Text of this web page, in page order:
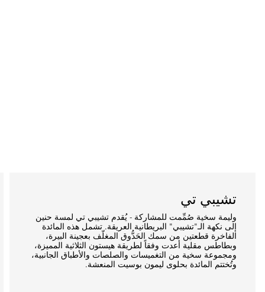
تشيبي تي
وليمة سخية صُمِّمت للمشاركة - يُقدم تشيبي تي لمسة حنين
إلى نكهة الـ"تشيبي" البريطانية العريقة. تشمل هذه المائدة
الفاخرة قطعتين من سمك الحَدُّوق المغلّف بعجينة البيرة،
وبطاطس مقلية أعدت وفقاً لطريقة هيستون الثلاثية المميزة،
ومجموعة سخية من التغميسات والصلصات والأطباق الجانبية،
وتُختتم المائدة بحلوى ليمون بوسيت المنعشة.